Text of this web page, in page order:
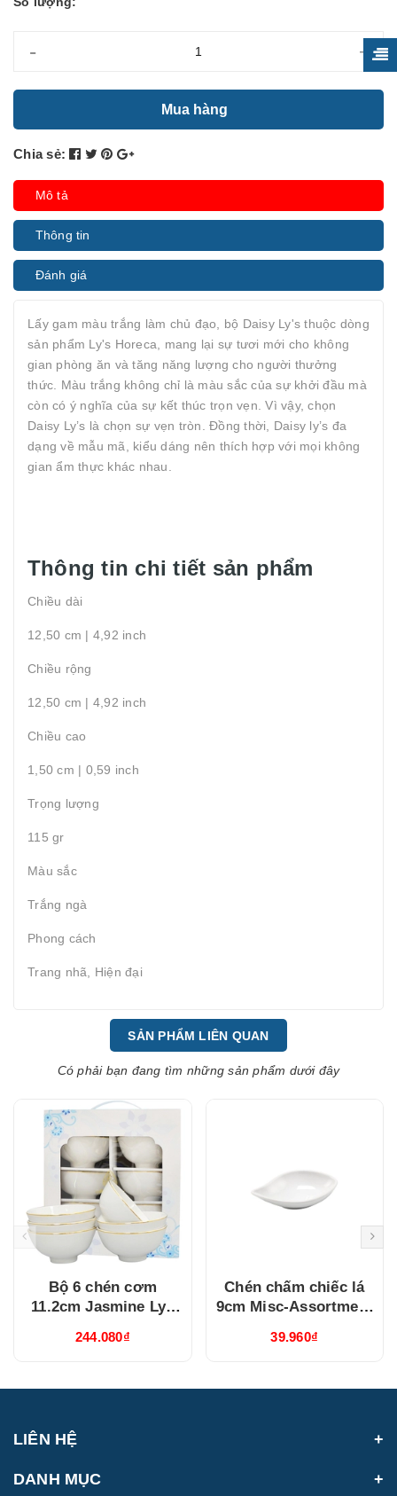
- +
Mua hàng
Chia sẻ:
Mô tả
Thông tin
Đánh giá
Lấy gam màu trắng làm chủ đạo, bộ Daisy Ly's thuộc dòng
sản phẩm Ly's Horeca, mang lại sự tươi mới cho không
gian phòng ăn và tăng năng lượng cho người thưởng
thức. Màu trắng không chỉ là màu sắc của sự khởi đầu mà
còn có ý nghĩa của sự kết thúc trọn vẹn. Vì vậy, chọn
Daisy Ly’s là chọn sự vẹn tròn. Đồng thời, Daisy ly’s đa
dạng về mẫu mã, kiểu dáng nên thích hợp với mọi không
gian ẩm thực khác nhau.
Thông tin chi tiết sản phẩm
Chiều dài
12,50 cm | 4,92 inch
Chiều rộng
12,50 cm | 4,92 inch
Chiều cao
1,50 cm | 0,59 inch
Trọng lượng
115 gr
Màu sắc
Trắng ngà
Phong cách
Trang nhã, Hiện đại
SẢN PHẨM LIÊN QUAN
Có phải bạn đang tìm những sản phẩm dưới đây
Bộ 6 chén cơm
11.2cm Jasmine Lys
(03119901406)
244.080₫
Chén chấm chiếc lá
9cm Misc-Assortment
(640916000)
39.960₫
LIÊN HỆ
DANH MỤC